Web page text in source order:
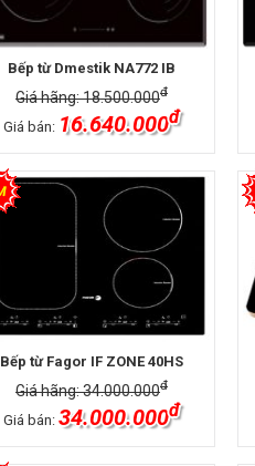
Bếp từ Dmestik NA772 IB
Giá hãng: 18.500.000đ
Giá bán: 16.640.000đ
Bếp từ Fagor IF ZONE 40HS
Giá hãng: 34.000.000đ
Giá bán: 34.000.000đ